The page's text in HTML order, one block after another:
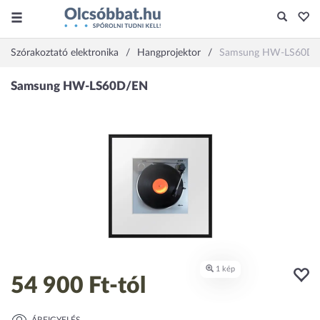
Szórakoztató elektronika Hangprojektor Samsung HW-LS60D/
54 900 Ft-tól